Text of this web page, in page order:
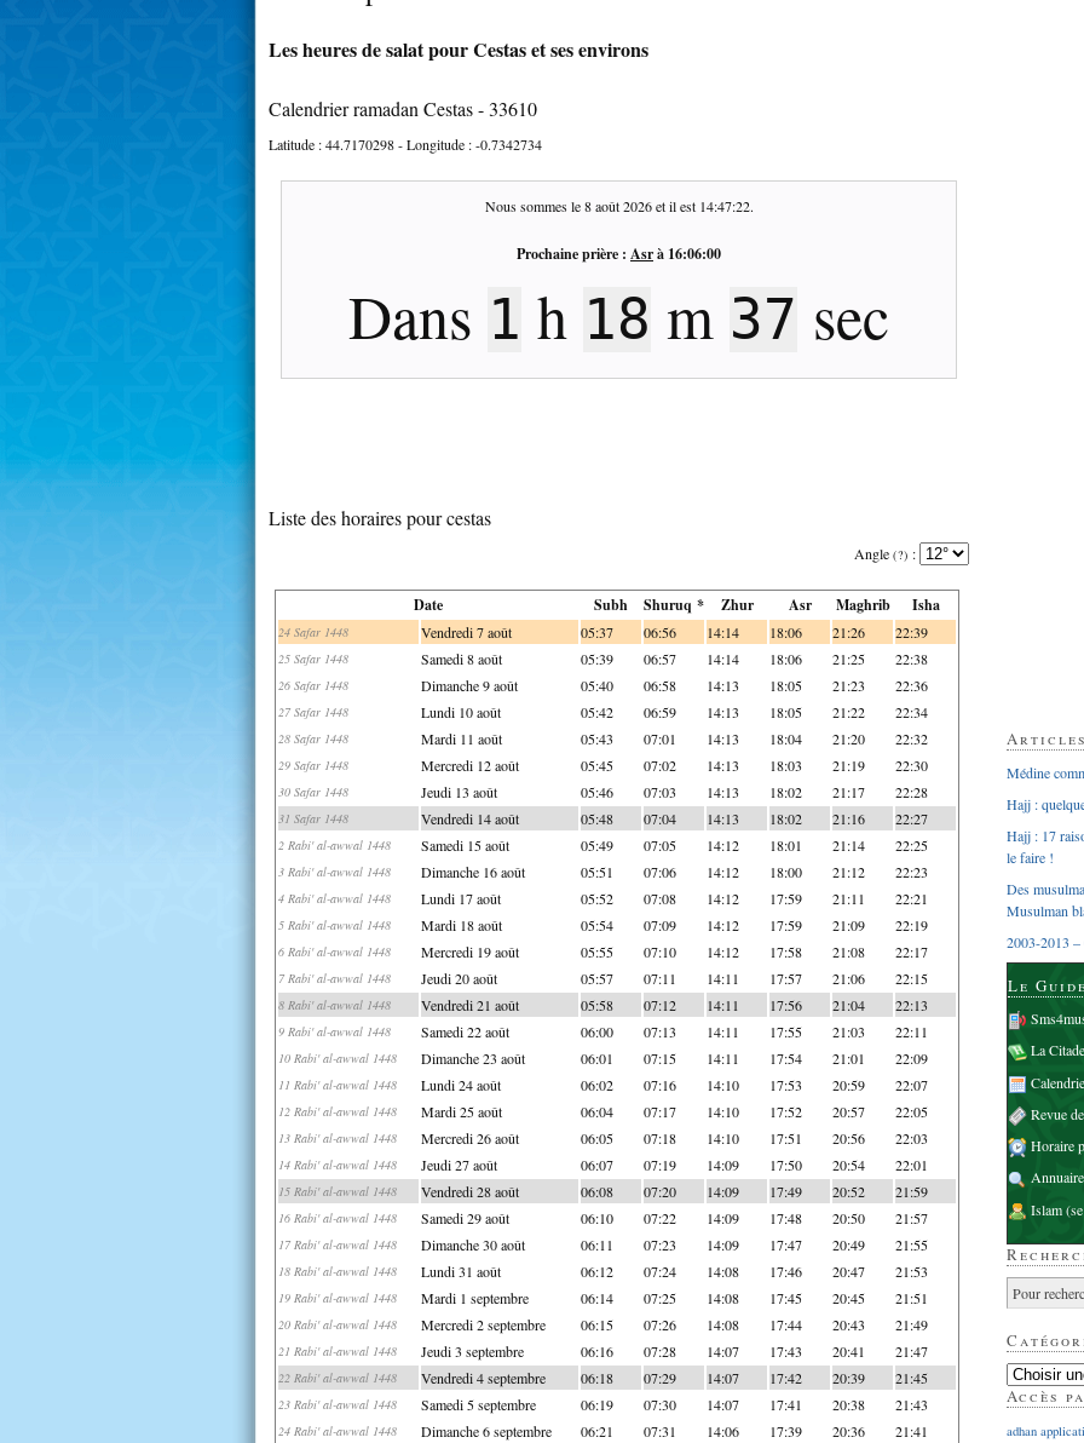
Les heures de salat pour Cestas et ses environs
Calendrier ramadan Cestas - 33610
Latitude :44.7170298- Longitude :-0.7342734
Nous sommes le8 août 2026et il est 14:47:23.
Prochaine prière : Asrà 16:06:00
Dans 1 h 18 m 36 sec
Liste des horaires pour cestas
Angle (?) :
Date Subh Shuruq * Zhur Asr Maghrib Isha
24 Safar 1448 Vendredi 7 août 05:37 06:56 14:14 18:06 21:26 22:39
25 Safar 1448 Samedi 8 août 05:39 06:57 14:14 18:06 21:25 22:38
26 Safar 1448 Dimanche 9 août 05:40 06:58 14:13 18:05 21:23 22:36
27 Safar 1448 Lundi 10 août 05:42 06:59 14:13 18:05 21:22 22:34
28 Safar 1448 Mardi 11 août 05:43 07:01 14:13 18:04 21:20 22:32
29 Safar 1448 Mercredi 12 août 05:45 07:02 14:13 18:03 21:19 22:30
30 Safar 1448 Jeudi 13 août 05:46 07:03 14:13 18:02 21:17 22:28
31 Safar 1448 Vendredi 14 août 05:48 07:04 14:13 18:02 21:16 22:27
2 Rabi' al-awwal 1448 Samedi 15 août 05:49 07:05 14:12 18:01 21:14 22:25
3 Rabi' al-awwal 1448 Dimanche 16 août 05:51 07:06 14:12 18:00 21:12 22:23
4 Rabi' al-awwal 1448 Lundi 17 août 05:52 07:08 14:12 17:59 21:11 22:21
5 Rabi' al-awwal 1448 Mardi 18 août 05:54 07:09 14:12 17:59 21:09 22:19
6 Rabi' al-awwal 1448 Mercredi 19 août 05:55 07:10 14:12 17:58 21:08 22:17
7 Rabi' al-awwal 1448 Jeudi 20 août 05:57 07:11 14:11 17:57 21:06 22:15
8 Rabi' al-awwal 1448 Vendredi 21 août 05:58 07:12 14:11 17:56 21:04 22:13
9 Rabi' al-awwal 1448 Samedi 22 août 06:00 07:13 14:11 17:55 21:03 22:11
10 Rabi' al-awwal 1448 Dimanche 23 août 06:01 07:15 14:11 17:54 21:01 22:09
11 Rabi' al-awwal 1448 Lundi 24 août 06:02 07:16 14:10 17:53 20:59 22:07
12 Rabi' al-awwal 1448 Mardi 25 août 06:04 07:17 14:10 17:52 20:57 22:05
13 Rabi' al-awwal 1448 Mercredi 26 août 06:05 07:18 14:10 17:51 20:56 22:03
14 Rabi' al-awwal 1448 Jeudi 27 août 06:07 07:19 14:09 17:50 20:54 22:01
15 Rabi' al-awwal 1448 Vendredi 28 août 06:08 07:20 14:09 17:49 20:52 21:59
16 Rabi' al-awwal 1448 Samedi 29 août 06:10 07:22 14:09 17:48 20:50 21:57
17 Rabi' al-awwal 1448 Dimanche 30 août 06:11 07:23 14:09 17:47 20:49 21:55
18 Rabi' al-awwal 1448 Lundi 31 août 06:12 07:24 14:08 17:46 20:47 21:53
19 Rabi' al-awwal 1448 Mardi 1 septembre 06:14 07:25 14:08 17:45 20:45 21:51
20 Rabi' al-awwal 1448 Mercredi 2 septembre 06:15 07:26 14:08 17:44 20:43 21:49
21 Rabi' al-awwal 1448 Jeudi 3 septembre 06:16 07:28 14:07 17:43 20:41 21:47
22 Rabi' al-awwal 1448 Vendredi 4 septembre 06:18 07:29 14:07 17:42 20:39 21:45
23 Rabi' al-awwal 1448 Samedi 5 septembre 06:19 07:30 14:07 17:41 20:38 21:43
24 Rabi' al-awwal 1448 Dimanche 6 septembre 06:21 07:31 14:06 17:39 20:36 21:41
Médine
Hajj :
Hajj : 17
le faire !
Des
Musulman
2003-2013 –
Le
La
Revue
Horaire
Islam
Accès
adhan